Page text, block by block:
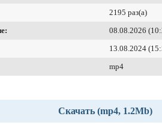
2195 раз(а)
08.08.2026
13.08.2024
mp4
Скачать (mp4, 1.2Mb)